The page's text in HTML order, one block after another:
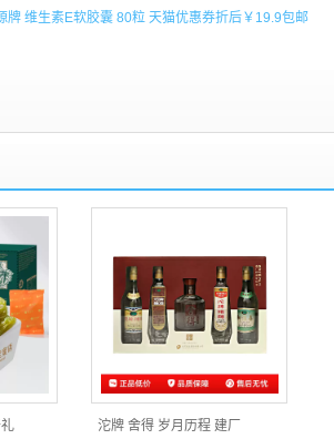
牌 维生素E软胶囊 80粒 天猫优惠券折后￥19.9包邮
沱牌 舍得 岁月历程 建厂